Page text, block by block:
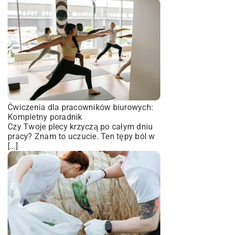
Ćwiczenia dla pracowników biurowych:
Kompletny poradnik
Czy Twoje plecy krzyczą po całym dniu
pracy? Znam to uczucie. Ten tępy ból w
[…]